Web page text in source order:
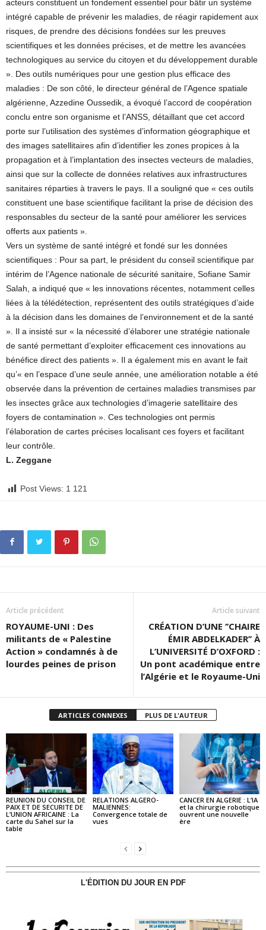
acteurs constituent un fondement essentiel pour bâtir un système
intégré capable de prévenir les maladies, de réagir rapidement aux
risques, de prendre des décisions fondées sur les preuves
scientifiques et les données précises, et de mettre les avancées
technologiques au service du citoyen et du développement durable
». Des outils numériques pour une gestion plus efficace des
maladies : De son côté, le directeur général de l’Agence spatiale
algérienne, Azzedine Oussedik, a évoqué l’accord de coopération
conclu entre son organisme et l’ANSS, détaillant que cet accord
porte sur l’utilisation des systèmes d’information géographique et
des images satellitaires afin d’identifier les zones propices à la
propagation et à l’implantation des insectes vecteurs de maladies,
ainsi que sur la collecte de données relatives aux infrastructures
sanitaires réparties à travers le pays. Il a souligné que « ces outils
constituent une base scientifique facilitant la prise de décision des
responsables du secteur de la santé pour améliorer les services
offerts aux patients ».
Vers un système de santé intégré et fondé sur les données
scientifiques : Pour sa part, le président du conseil scientifique par
intérim de l’Agence nationale de sécurité sanitaire, Sofiane Samir
Salah, a indiqué que « les innovations récentes, notamment celles
liées à la télédétection, représentent des outils stratégiques d’aide
à la décision dans les domaines de l’environnement et de la santé
». Il a insisté sur « la nécessité d’élaborer une stratégie nationale
de santé permettant d’exploiter efficacement ces innovations au
bénéfice direct des patients ». Il a également mis en avant le fait
qu’« en l’espace d’une seule année, une amélioration notable a été
observée dans la prévention de certaines maladies transmises par
les insectes grâce aux technologies d’imagerie satellitaire des
foyers de contamination ». Ces technologies ont permis
l’élaboration de cartes précises localisant ces foyers et facilitant
leur contrôle.
L. Zeggane
Post Views: 1 121
Article précédent
ROYAUME-UNI : Des
militants de « Palestine
Action » condamnés à de
lourdes peines de prison
Article suivant
CRÉATION D’UNE ‘’CHAIRE
ÉMIR ABDELKADER’’ À
L’UNIVERSITÉ D’OXFORD :
Un pont académique entre
l’Algérie et le Royaume-Uni
ARTICLES CONNEXES PLUS DE L'AUTEUR
REUNION DU CONSEIL DE
PAIX ET DE SECURITE DE
L’UNION AFRICAINE : La
carte du Sahel sur la
table
RELATIONS ALGERO-
MALIENNES:
Convergence totale de
vues
CANCER EN ALGERIE : L’IA
et la chirurgie robotique
ouvrent une nouvelle
ère
L'ÉDITION DU JOUR EN PDF